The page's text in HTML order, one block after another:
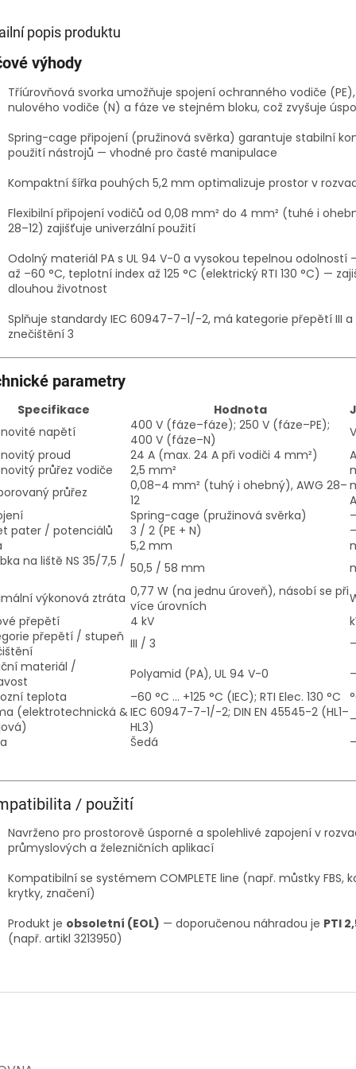
popis produktu
výhody
Tříúrovňová svorka umožňuje spojení ochranného vodiče (PE),
nulového vodiče (N) a fáze ve stejném bloku, což zvyšuje
Spring-cage připojení (pružinová svěrka) garantuje stabilní
použití nástrojů — vhodné pro časté manipulace
Kompaktní šířka pouhých 5,2 mm optimalizuje prostor v
Flexibilní připojení vodičů od 0,08 mm² do 4 mm² (tuhé i
28–12) zajišťuje univerzální použití
Odolný materiál PA s UL 94 V-0 a vysokou tepelnou odolností
až –60 °C, teplotní index až 125 °C (elektrický RTI 130 °C) —
dlouhou životnost
Splňuje standardy IEC 60947-7-1/-2, má kategorie přepětí III
znečištění 3
parametry
Specifikace Hodnota
napětí
400 V (fáze–fáze); 250 V (fáze–PE);
400 V (fáze–N)
V
proud
24 A (max. 24 A při vodiči 4 mm²)
A
průřez vodiče
2,5 mm²
průřez
0,08–4 mm² (tuhý i ohebný), AWG 28–
12
Spring-cage (pružinová svěrka)
pater / potenciálů
3 / 2 (PE + N)
5,2 mm
na liště NS 35/7,5 / 50,5 / 58 mm
výkonová ztráta 0,77 W (na jednu úroveň), násobí se při
více úrovních
přepětí
4 kV
přepětí / stupeň III / 3
materiál /
Polyamid (PA), UL 94 V-0
teplota
–60 °C … +125 °C (IEC); RTI Elec. 130 °C
(elektrotechnická &IEC 60947-7-1/-2; DIN EN 45545-2 (HL1–
HL3)
Šedá
/ použití
Navrženo pro prostorově úsporné a spolehlivé zapojení v
průmyslových a železničních aplikací
Kompatibilní se systémem COMPLETE line (např. můstky FBS,
krytky, značení)
Produkt je obsoletní (EOL) — doporučenou náhradou je PTI
(např. artikl 3213950)